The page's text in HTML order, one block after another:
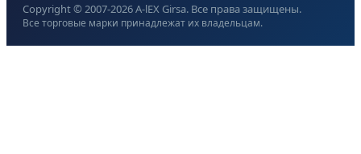
Copyright © 2007-2026A-lEX Girsa. Все права защищены.
Все торговые марки принадлежат их владельцам.